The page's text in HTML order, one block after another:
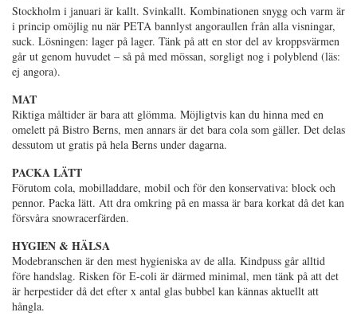
Stockholm i januari är kallt. Svinkallt. Kombinationen snygg och varm är
i princip omöjlig nu när PETA bannlyst angoraullen från alla visningar,
suck. Lösningen: lager på lager. Tänk på att en stor del av kroppsvärmen
går ut genom huvudet – så på med mössan, sorgligt nog i polyblend (läs:
ej angora).
MAT
Riktiga måltider är bara att glömma. Möjligtvis kan du hinna med en
omelett på Bistro Berns, men annars är det bara cola som gäller. Det delas
dessutom ut gratis på hela Berns under dagarna.
PACKA LÄTT
Förutom cola, mobilladdare, mobil och för den konservativa: block och
pennor. Packa lätt. Att dra omkring på en massa är bara korkat då det kan
försvåra snowracerfärden.
HYGIEN & HÄLSA
Modebranschen är den mest hygieniska av de alla. Kindpuss går alltid
före handslag. Risken för E-coli är därmed minimal, men tänk på att det
är herpestider då det efter x antal glas bubbel kan kännas aktuellt att
hångla.